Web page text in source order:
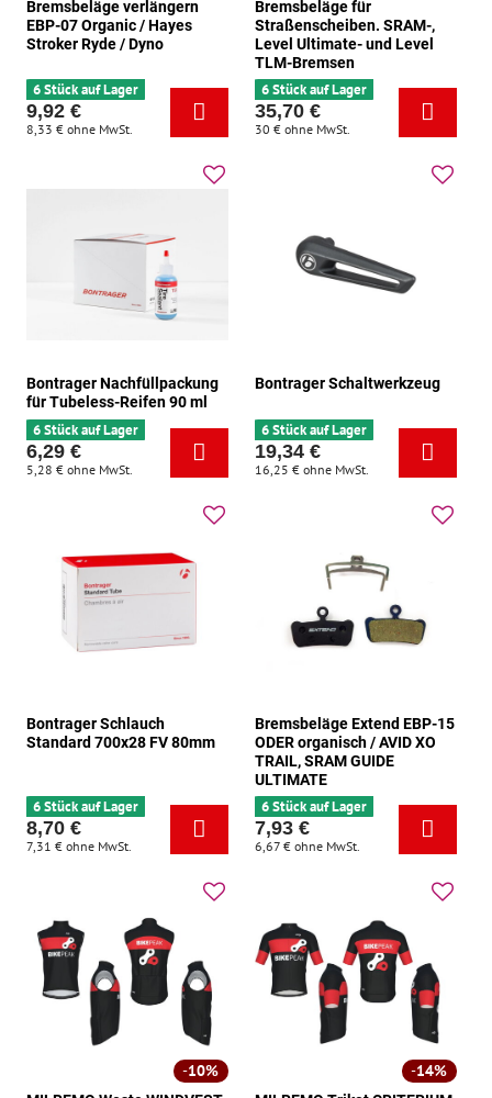
Bremsbeläge verlängern
EBP-07 Organic / Hayes
Stroker Ryde / Dyno
6 Stück auf Lager
9,92 €
8,33 € ohne MwSt.
Bremsbeläge für
Straßenscheiben. SRAM-,
Level Ultimate- und Level
TLM-Bremsen
6 Stück auf Lager
35,70 €
30 € ohne MwSt.
Bontrager Nachfüllpackung
für Tubeless-Reifen 90 ml
6 Stück auf Lager
6,29 €
5,28 € ohne MwSt.
Bontrager Schaltwerkzeug
6 Stück auf Lager
19,34 €
16,25 € ohne MwSt.
Bontrager Schlauch
Standard 700x28 FV 80mm
6 Stück auf Lager
8,70 €
7,31 € ohne MwSt.
Bremsbeläge Extend EBP-15
ODER organisch / AVID XO
TRAIL, SRAM GUIDE
ULTIMATE
6 Stück auf Lager
7,93 €
6,67 € ohne MwSt.
10% 14%